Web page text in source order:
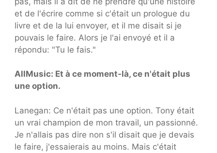
et de l'écrire comme si c'était un prologue du
livre et de la lui envoyer, et il me disait si je
pouvais le faire. Alors je l'ai envoyé et il a
répondu: "Tu le fais."
AllMusic: Et à ce moment-là, ce n'était plus
une option.
Lanegan: Ce n'était pas une option. Tony était
un vrai champion de mon travail, un passionné.
Je n'allais pas dire non s'il disait que je devais
le faire, j'essaierais au moins. Mais c'était